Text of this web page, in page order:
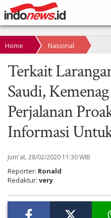
Home Nasional
Terkait
Saudi,
Perjalanan
Informasi
Jum'at, 28/02/2020 11:30 WIB
Reporter: Ronald
Redaktur: very